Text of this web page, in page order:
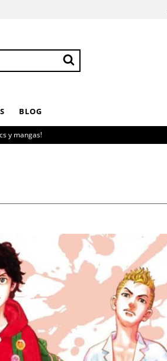
BLOG
y mangas!